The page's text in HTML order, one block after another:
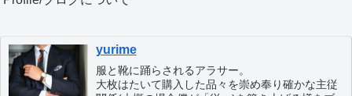
yurime
服と靴に踊らされるアラサー。
大枚はたいて購入した品々を崇め奉り確かな主従